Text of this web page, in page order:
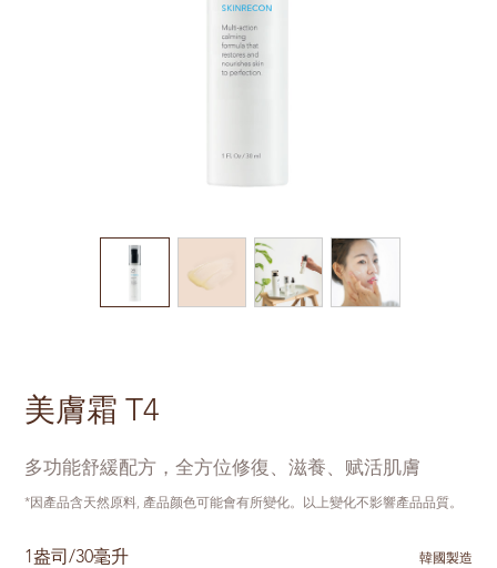
美膚霜 T4
多功能舒緩配方，全方位修復、滋養、赋活肌膚
*因產品含天然原料, 產品颜色可能會有所變化。以上變化不影響產品品質。
1盎司/30毫升 韓國製造